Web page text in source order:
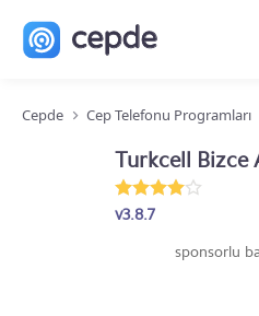
Cepde Cep Telefonu Programları
Turkcell Bizce
v3.8.7
sponsorlu